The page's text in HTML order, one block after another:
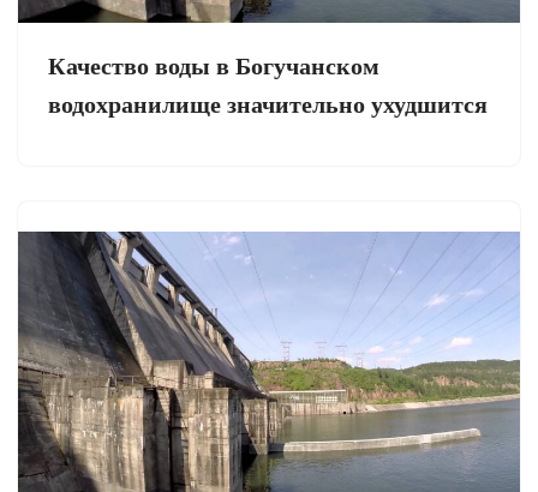
Качество воды в Богучанском
водохранилище значительно ухудшится